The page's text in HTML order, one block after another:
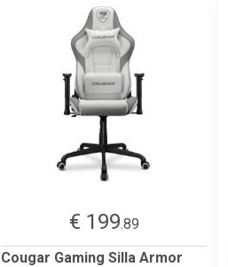
€ 199.89
Cougar Gaming Silla Armor